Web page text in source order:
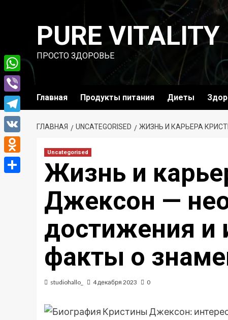
содержимомуPURE VITALITY
ПРОСТО ЗДОРОВЬЕ
Главная Продукты питания Диеты
ГЛАВНАЯ UNCATEGORISED ЖИЗНЬ И КАРЬЕРА
Uncategorised
Жизнь и
Джексон —
достижения и
факты о
studiohallo_ 4 декабря 2023 0
WhatsApp
Viber
Telegram
VK
Odnoklassniki
Отправить